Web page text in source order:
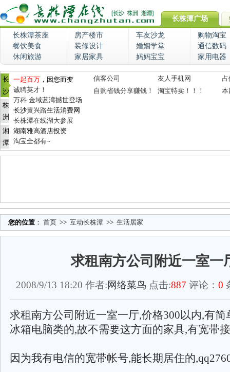
长株潭广场
长株潭茶座 房产楼市 车友沙龙
购物淘宝
餐饮美食
装修设计 婚姻学堂
通信数码
休闲旅游
家居家具 妈妈宝宝 家用电器
长
沙
株
洲
湘
潭
一起百万 ，因您而变
诚聘英才！
万科·金域蓝湾撼世登场
长沙黄兴路生活消费网
长株潭在线湖大参展
湖南雅高酒店投资
淘宝全都有~
信客公司 友人手机网
占
自购省钱分享赚钱！
淘宝特卖！！！ 本
您的位置 ： 首页 >> 互动长株潭 >> 生活居家
求租南方公司附近一室一
2008/9/13 18:20 作者:网络菜鸟 点击:887 评论： 0
求租南方公司附近一室一厅,价格300以内,有简
冰箱电脑类的,故不需要这方面的家具,有宽带
因为我有电信的宽带帐号,能长期居住的